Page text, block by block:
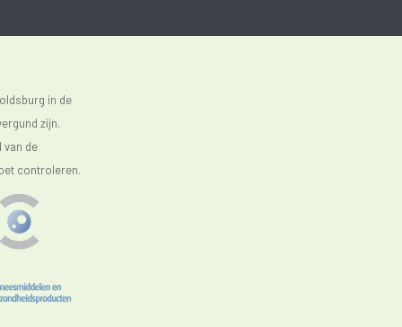
in de
zijn.
van de
controleren.